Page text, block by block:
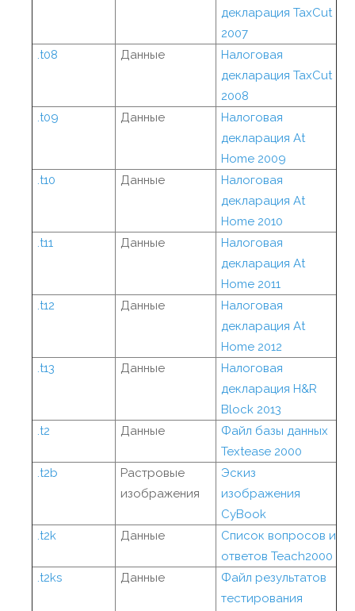
декларация TaxCut
2007
.t08
Данные
Налоговая
декларация TaxCut
2008
.t09
Данные
Налоговая
декларация At
Home 2009
.t10
Данные
Налоговая
декларация At
Home 2010
.t11
Данные
Налоговая
декларация At
Home 2011
.t12
Данные
Налоговая
декларация At
Home 2012
.t13
Данные
Налоговая
декларация H&R
Block 2013
.t2
Данные
Файл базы данных
Textease 2000
.t2b
Растровые
изображения
Эскиз
изображения
CyBook
.t2k
Данные
Список вопросов и
ответов Teach2000
.t2ks
Данные
Файл результатов
тестирования